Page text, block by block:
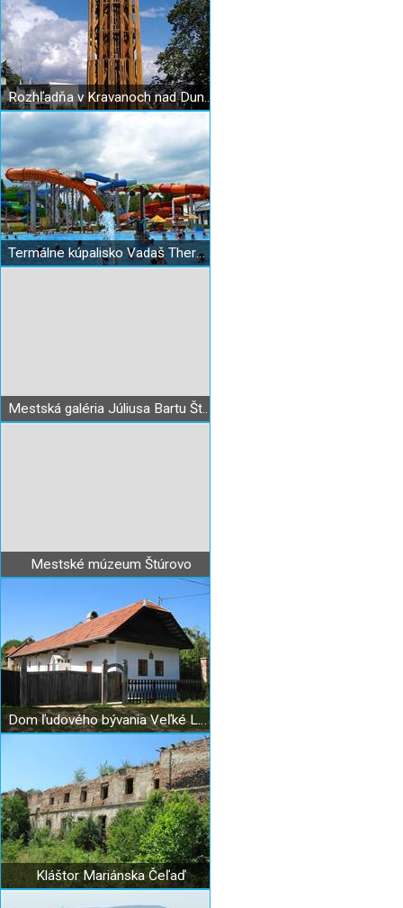
Rozhľadňa v Kravanoch nad Dunajom
Termálne kúpalisko Vadaš Thermal Resort
Mestská galéria Júliusa Bartu Štúrovo
Mestské múzeum Štúrovo
Dom ľudového bývania Veľké Lovce
Kláštor Mariánska Čeľaď